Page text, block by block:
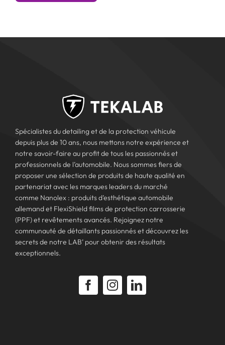
Spécialistes du detailing et de la protection véhicule
depuis plus de 10 ans, nous mettons notre expérience et
notre savoir-faire au profit de tous les passionnés et
professionnels de l’automobile. Nous sommes fiers de
proposer une sélection de produits de haute qualité en
partenariat avec les marques leaders du marché
comme Nanolex : produits d’esthétique automobile
allemand et FlexiShield films de protection carrosserie
(PPF) et revêtements avancés. Rejoignez notre
communauté de détaillants passionnés et découvrez les
secrets de notre LAB’ pour obtenir des résultats
exceptionnels.